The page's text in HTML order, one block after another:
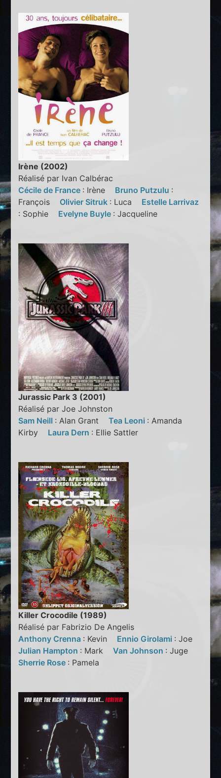
Irène (2002)
Réalisé par Ivan Calbérac
Cécile de France : Irène Bruno Putzulu :
François Olivier Sitruk : Luca Estelle Larrivaz
: Sophie Evelyne Buyle : Jacqueline
Jurassic Park 3 (2001)
Réalisé par Joe Johnston
Sam Neill : Alan GrantTea Leoni : Amanda
Kirby Laura Dern : Ellie Sattler
Killer Crocodile (1989)
Réalisé par Fabrizio De Angelis
Anthony Crenna : Kevin Ennio Girolami : Joe
Julian Hampton : MarkVan Johnson : Juge
Sherrie Rose : Pamela